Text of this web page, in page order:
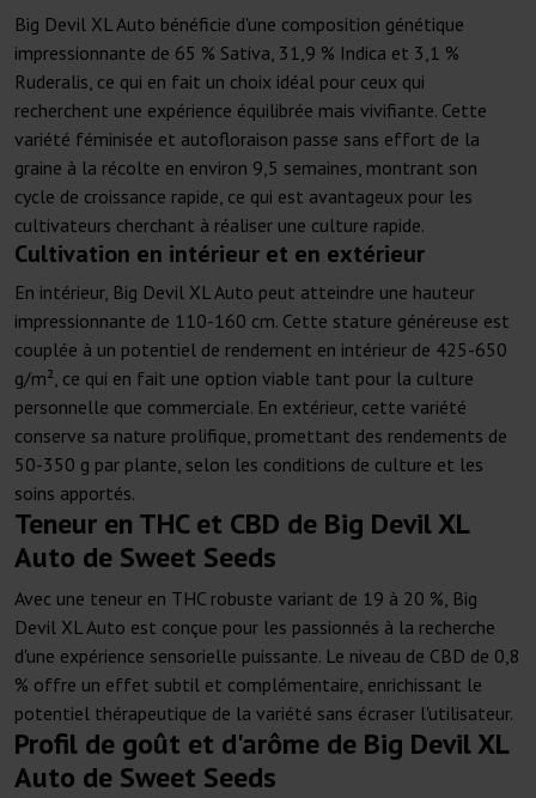
Big Devil XL Auto bénéficie d'une composition génétique
impressionnante de 65 % Sativa, 31,9 % Indica et 3,1 %
Ruderalis, ce qui en fait un choix idéal pour ceux qui
recherchent une expérience équilibrée mais vivifiante. Cette
variété féminisée et autofloraison passe sans effort de la
graine à la récolte en environ 9,5 semaines, montrant son
cycle de croissance rapide, ce qui est avantageux pour les
cultivateurs cherchant à réaliser une culture rapide.
Cultivation en intérieur et en extérieur
En intérieur, Big Devil XL Auto peut atteindre une hauteur
impressionnante de 110-160 cm. Cette stature généreuse est
couplée à un potentiel de rendement en intérieur de 425-650
g/m², ce qui en fait une option viable tant pour la culture
personnelle que commerciale. En extérieur, cette variété
conserve sa nature prolifique, promettant des rendements de
50-350 g par plante, selon les conditions de culture et les
soins apportés.
Teneur en THC et CBD de Big Devil XL
Auto de Sweet Seeds
Avec une teneur en THC robuste variant de 19 à 20 %, Big
Devil XL Auto est conçue pour les passionnés à la recherche
d'une expérience sensorielle puissante. Le niveau de CBD de 0,8
% offre un effet subtil et complémentaire, enrichissant le
potentiel thérapeutique de la variété sans écraser l'utilisateur.
Profil de goût et d'arôme de Big Devil XL
Auto de Sweet Seeds